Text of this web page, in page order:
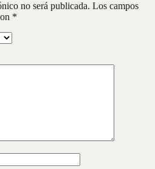
no será publicada. Los campos
*